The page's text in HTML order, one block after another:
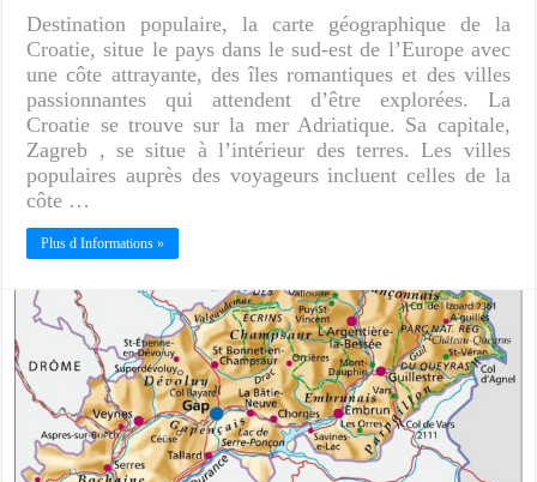
Destination populaire, la carte géographique de la
Croatie, situe le pays dans le sud-est de l’Europe avec
une côte attrayante, des îles romantiques et des villes
passionnantes qui attendent d’être explorées. La
Croatie se trouve sur la mer Adriatique. Sa capitale,
Zagreb , se situe à l’intérieur des terres. Les villes
populaires auprès des voyageurs incluent celles de la
côte …
Plus d Informations »